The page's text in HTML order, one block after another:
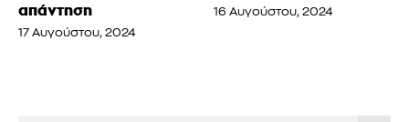
απάντηση
17 Αυγούστου, 2024
16 Αυγούστου, 2024